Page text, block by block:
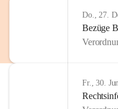
Do., 27.
Bezüge
Fr., 30.